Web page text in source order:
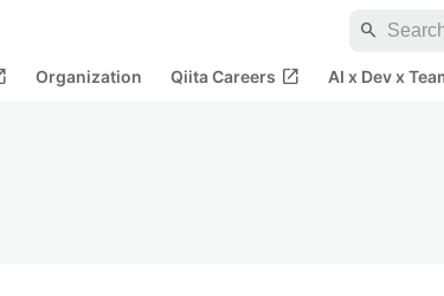
search
Organization Qiita Careers open_in_new AI x Dev x